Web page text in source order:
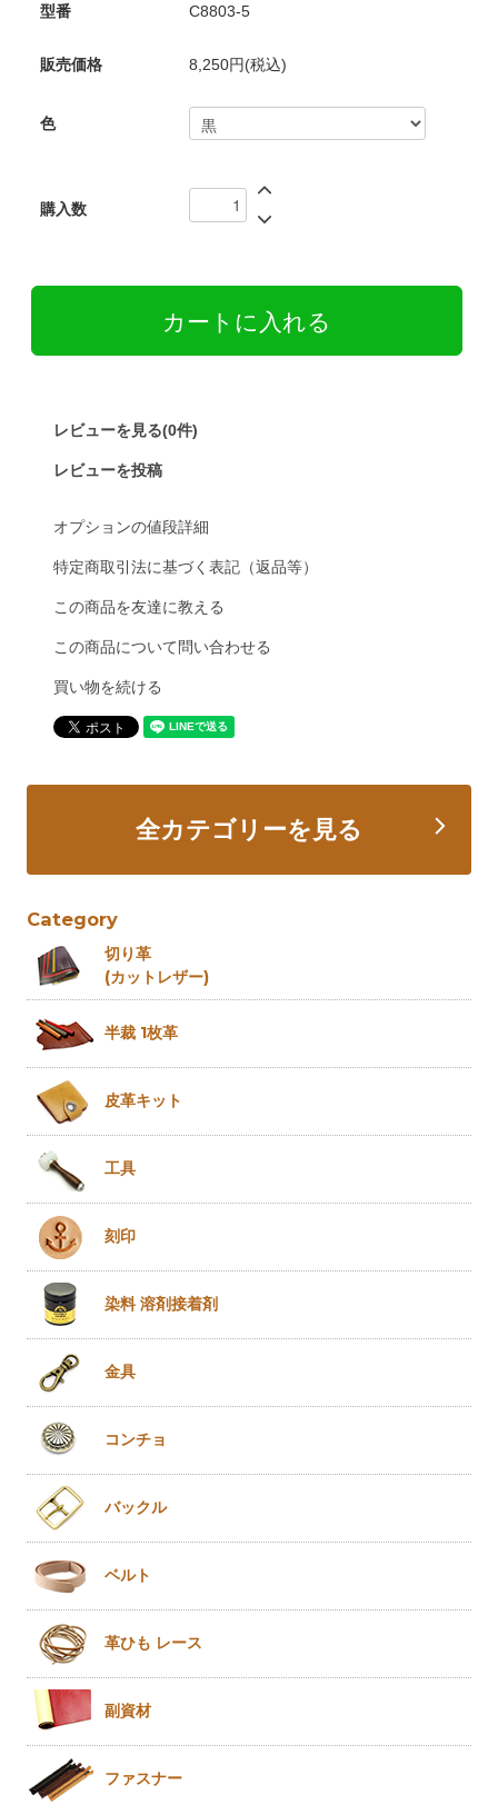
型番 C8803-5
販売価格 8,250円(税込)
色
購入数
レビューを見る(0件)
レビューを投稿
オプションの値段詳細
特定商取引法に基づく表記（返品等）
この商品を友達に教える
この商品について問い合わせる
買い物を続ける
全カテゴリーを見る
Category
切り革
(カットレザー)
半裁 1枚革
皮革キット
工具
刻印
染料 溶剤接着剤
金具
コンチョ
バックル
ベルト
革ひも レース
副資材
ファスナー